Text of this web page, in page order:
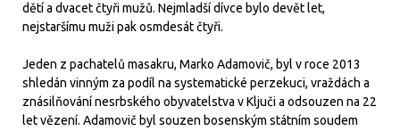
dětí a dvacet čtyři mužů. Nejmladší dívce bylo devět let,
nejstaršímu muži pak osmdesát čtyři.
Jeden z pachatelů masakru, Marko Adamovič, byl v roce 2013
shledán vinným za podíl na systematické perzekuci, vraždách a
znásilňování nesrbského obyvatelstva v Ključi a odsouzen na 22
let vězení. Adamovič byl souzen bosenským státním soudem